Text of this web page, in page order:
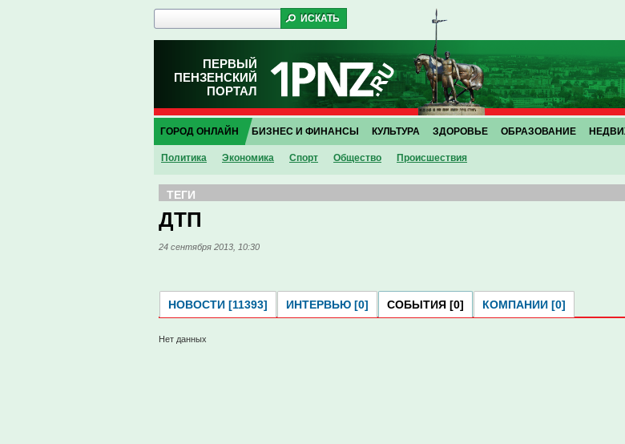
ПЕРВЫЙ
ПЕНЗЕНСКИЙ
ПОРТАЛ
ГОРОД ОНЛАЙН
Политика Экономика Спорт Общество Проиcшествия
БИЗНЕС И ФИНАНСЫ КУЛЬТУРА ЗДОРОВЬЕ ОБРАЗОВАНИЕ
ТЕГИ
ДТП
24 сентября 2013, 10:30
НОВОСТИ [11393] ИНТЕРВЬЮ [0] СОБЫТИЯ [0] КОМПАНИИ [0]
Нет данных